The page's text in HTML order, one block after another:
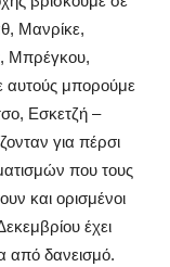
Μανρίκε,
Μπρέγκου,
αυτούς μπορούμε
Εσκετζή –
για πέρσι
που τους
και ορισμένοι
έχει
από δανεισμό.